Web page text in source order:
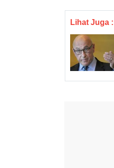
Lihat Juga :